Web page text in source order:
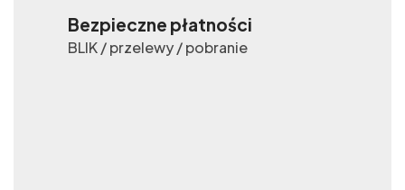
Bezpieczne płatności
BLIK / przelewy / pobranie